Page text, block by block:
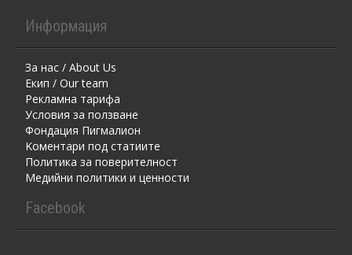
Информация
За нас / About Us
Екип / Our team
Рекламна тарифа
Условия за ползване
Фондация Пигмалион
Kоментaри под статиите
Политика за поверителност
Медийни политики и ценности
Facebook